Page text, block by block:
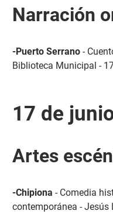
Narración
-Puerto Serrano-
Biblioteca Municipal -
17 de
Artes
-Chipiona - Comedia
contemporánea - Jesús